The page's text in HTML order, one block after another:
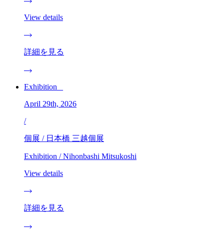
View details
詳細を見る
Exhibition _
April 29th, 2026
/
個展 / 日本橋 三越個展
Exhibition / Nihonbashi Mitsukoshi
View details
詳細を見る